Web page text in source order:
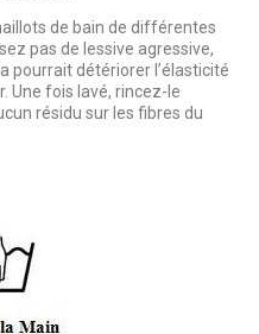
de bain de différentes
pas de lessive agressive,
pourrait détériorer l’élasticité
Une fois lavé, rincez-le
résidu sur les fibres du